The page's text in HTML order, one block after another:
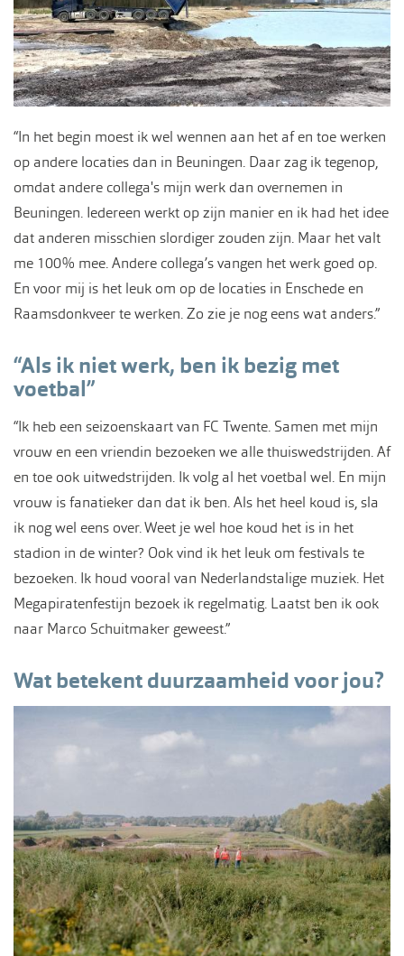
“In het begin moest ik wel wennen aan het af en toe werken
op andere locaties dan in Beuningen. Daar zag ik tegenop,
omdat andere collega's mijn werk dan overnemen in
Beuningen. Iedereen werkt op zijn manier en ik had het idee
dat anderen misschien slordiger zouden zijn. Maar het valt
me 100% mee. Andere collega’s vangen het werk goed op.
En voor mij is het leuk om op de locaties in Enschede en
Raamsdonkveer te werken. Zo zie je nog eens wat anders.”
“Als ik niet werk, ben ik bezig met
voetbal”
“Ik heb een seizoenskaart van FC Twente. Samen met mijn
vrouw en een vriendin bezoeken we alle thuiswedstrijden. Af
en toe ook uitwedstrijden. Ik volg al het voetbal wel. En mijn
vrouw is fanatieker dan dat ik ben. Als het heel koud is, sla
ik nog wel eens over. Weet je wel hoe koud het is in het
stadion in de winter? Ook vind ik het leuk om festivals te
bezoeken. Ik houd vooral van Nederlandstalige muziek. Het
Megapiratenfestijn bezoek ik regelmatig. Laatst ben ik ook
naar Marco Schuitmaker geweest.”
Wat betekent duurzaamheid voor jou?